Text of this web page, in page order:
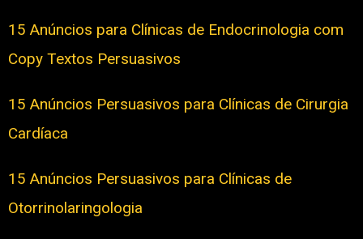
15 Anúncios para Clínicas de Endocrinologia com
Copy Textos Persuasivos
15 Anúncios Persuasivos para Clínicas de Cirurgia
Cardíaca
15 Anúncios Persuasivos para Clínicas de
Otorrinolaringologia